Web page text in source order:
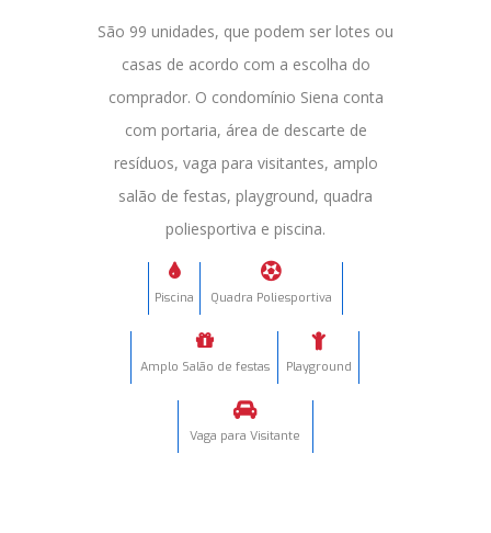
São 99 unidades, que podem ser lotes ou
casas de acordo com a escolha do
comprador. O condomínio Siena conta
com portaria, área de descarte de
resíduos, vaga para visitantes, amplo
salão de festas, playground, quadra
poliesportiva e piscina.
Piscina Quadra Poliesportiva
Amplo Salão de festas Playground
Vaga para Visitante